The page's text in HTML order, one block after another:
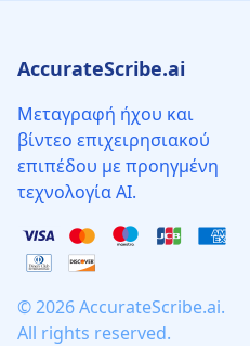
AccurateScribe.ai
Μεταγραφή ήχου και
βίντεο επιχειρησιακού
επιπέδου με προηγμένη
τεχνολογία AI.
© 2026 AccurateScribe.ai.
All rights reserved.